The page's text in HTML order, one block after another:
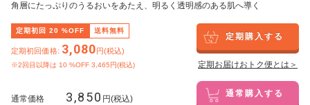
角層にたっぷりのうるおいをあたえ、明るく透明感のある肌へ導く
定期初回 20 %OFF 送料無料
定期初回価格: 3,080円(税込)
※2回目以降は 10 %OFF 3,465円(税込)
定期購入する
定期お届けおトク便とは＞
通常価格 3,850 円(税込) 通常購入する